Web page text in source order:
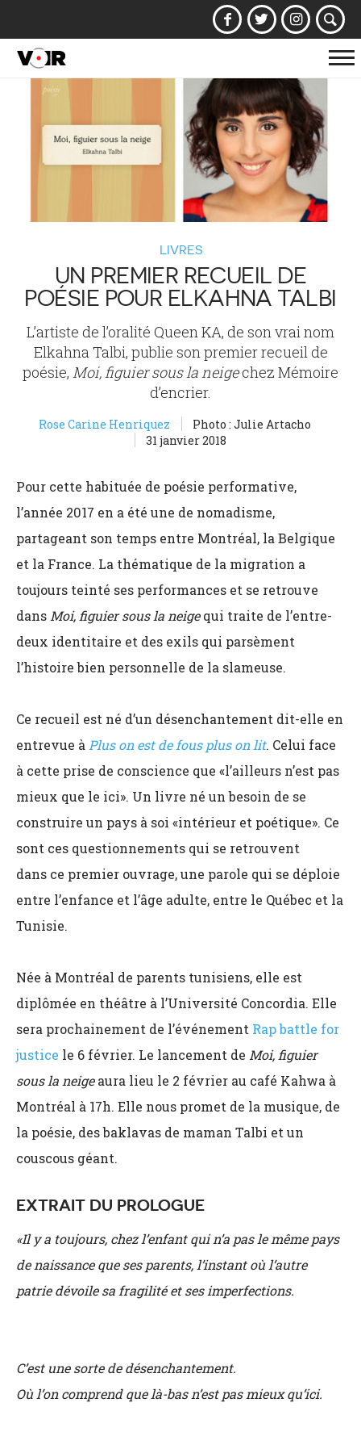
LIVRES
UN PREMIER RECUEIL DE
POÉSIE POUR ELKAHNA TALBI
L’artiste de l’oralité Queen KA, de son vrai nom
Elkahna Talbi, publie son premier recueil de
poésie, Moi, figuier sous la neigechez Mémoire
d’encrier.
Rose Carine Henriquez
Photo : Julie Artacho
31 janvier 2018
Pour cette habituée de poésie performative,
l’année 2017 en a été une de nomadisme,
partageant son temps entre Montréal, la Belgique
et la France. La thématique de la migration a
toujours teinté ses performances et se retrouve
dans Moi, figuier sous la neigequi traite de l’entre-
deux identitaire et des exils qui parsèment
l’histoire bien personnelle de la slameuse.
Ce recueil est né d’un désenchantement dit-elle en
entrevue à Plus on est de fous plus on lit. Celui face
à cette prise de conscience que «l’ailleurs n’est pas
mieux que le ici». Un livre né un besoin de se
construire un pays à soi «intérieur et poétique». Ce
sont ces questionnements qui se retrouvent
dans ce premier ouvrage, une parole qui se déploie
entre l’enfance et l’âge adulte, entre le Québec et la
Tunisie.
Née à Montréal de parents tunisiens, elle est
diplômée en théâtre à l’Université Concordia. Elle
sera prochainement de l’événement Rap battle for
justice le 6 février. Le lancement de Moi, figuier
sous la neigeaura lieu le 2 février au café Kahwa à
Montréal à 17h. Elle nous promet de la musique, de
la poésie, des baklavas de maman Talbi et un
couscous géant.
EXTRAIT DU PROLOGUE
«Il y a toujours, chez l’enfant qui n’a pas le même pays
de naissance que ses parents, l’instant où l’autre
patrie dévoile sa fragilité et ses imperfections.
C’est une sorte de désenchantement.
Où l’on comprend que là-bas n’est pas mieux qu’ici.